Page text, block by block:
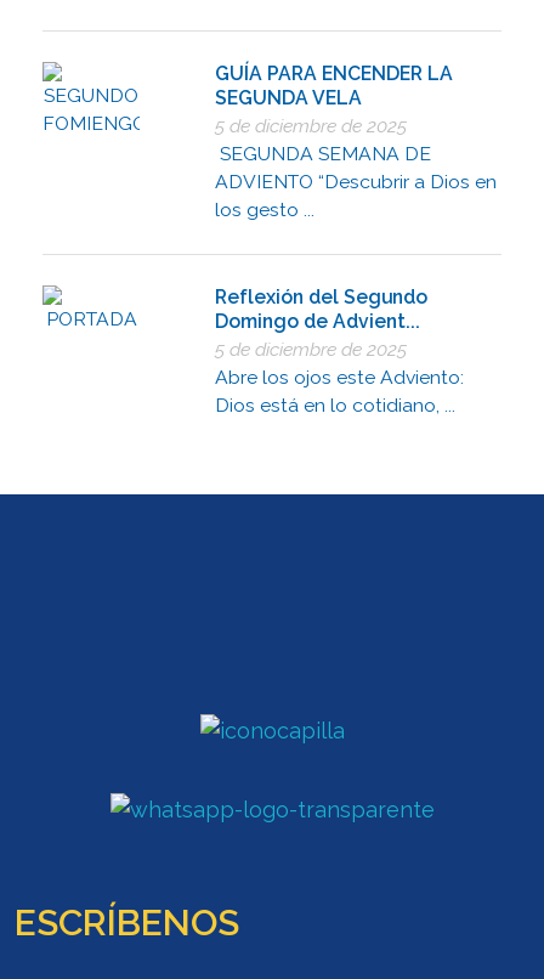
GUÍA PARA ENCENDER LA
SEGUNDA VELA
5 de diciembre de 2025
SEGUNDA SEMANA DE
ADVIENTO “Descubrir a Dios en
los gesto ...
Reflexión del Segundo
Domingo de Advient...
5 de diciembre de 2025
Abre los ojos este Adviento:
Dios está en lo cotidiano, ...
ESCRÍBENOS